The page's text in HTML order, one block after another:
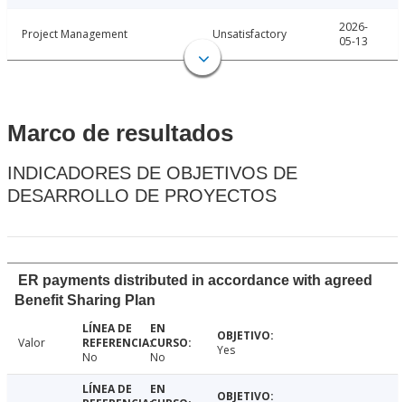
Project Management Unsatisfactory
2026-
05-13
Marco de resultados
INDICADORES DE OBJETIVOS DE
DESARROLLO DE PROYECTOS
ER payments distributed in accordance with agreed
Benefit Sharing Plan
Valor
No
No Yes